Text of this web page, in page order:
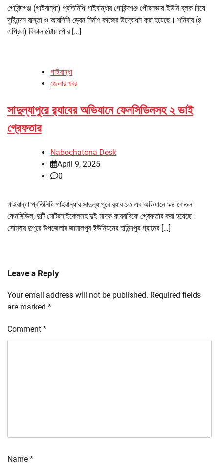
গোবিন্দগঞ্জ (গাইবান্ধা) প্রতিনিধি গাইবান্ধার গোবিন্দগঞ্জ পৌরসভায় ইউনি ব্লক দিয়ে
দৃষ্টিনন্দন রাস্তা ও আরসিসি ড্রেন নির্মাণ কাজের উদ্বোধন করা হয়েছে। শনিবার (৪
এপ্রিল) বিকাল ৫টায় পৌর […]
গাইবান্ধা
জেলার খবর
সাদুল্যাপুরে র‌্যাবের অভিযানে ফেনসিডিলসহ ২ ভাই
গ্রেফতার
Nabochatona Desk
April 9, 2025
0
গাইবান্ধা প্রতিনিধি গাইবান্ধার সাদুল্যাপুরে র‌্যাব-১৩ এর অভিযানে ৯৪ বোতল
ফেনসিডিল, দুটি মোটরসাইকেলসহ দুই মাদক কারবারিকে গ্রেফতার করা হয়েছে।
সোমবার দুপুরে উপজেলার জামালপুর ইউনিয়নের হামিন্দপুর গ্রামের […]
Leave a Reply
Your email address will not be published. Required fields
are marked *
Comment *
Name *